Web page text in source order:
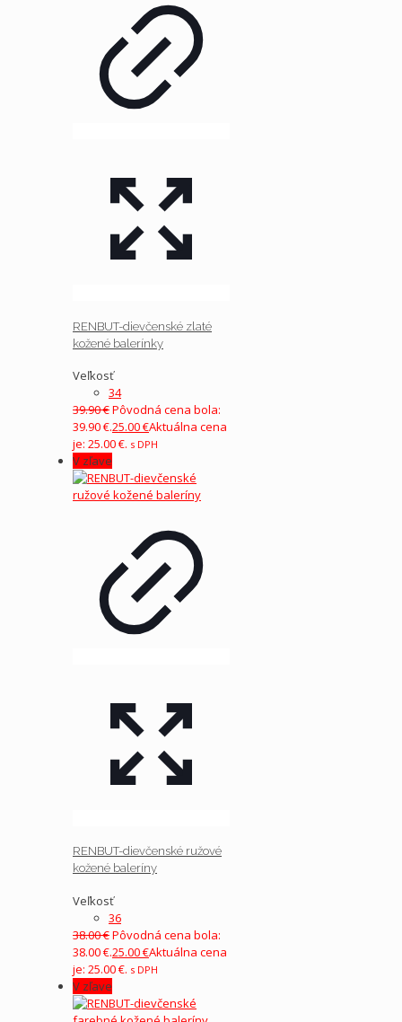
RENBUT-dievčenské zlaté
kožené balerínky
Veľkosť
34
39.90€Pôvodná cena bola:
39.90 €.25.00€Aktuálna cena
je: 25.00 €. s DPH
V zľave
RENBUT-dievčenské ružové
kožené baleríny
Veľkosť
36
38.00€Pôvodná cena bola:
38.00 €.25.00€Aktuálna cena
je: 25.00 €. s DPH
V zľave